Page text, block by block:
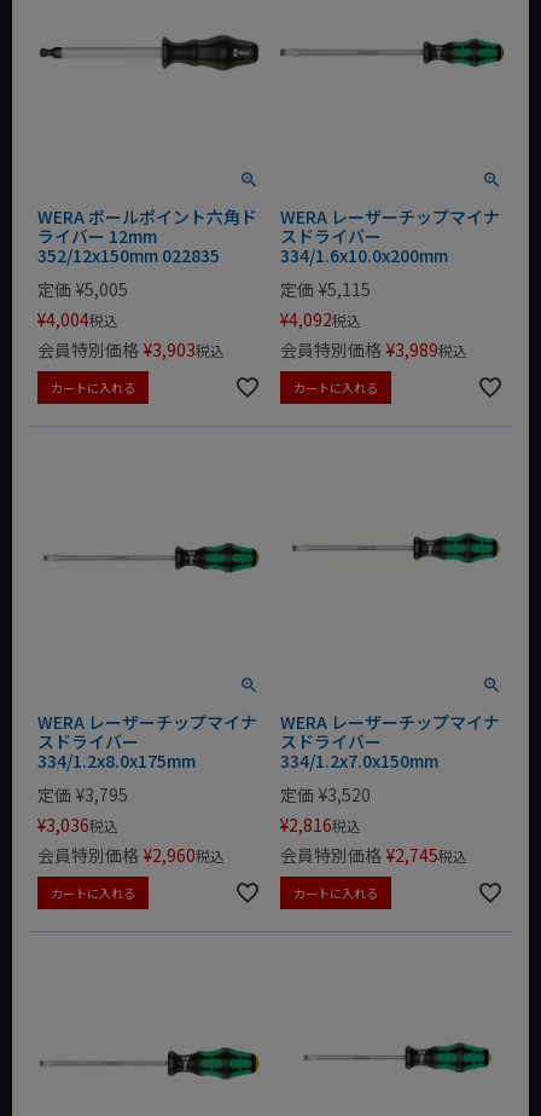
WERA ボールポイント六角ド
ライバー 12mm
352/12x150mm 022835
定価 ¥5,005
¥4,004税込
会員特別価格 ¥3,903税込
カートに入れる
WERA レーザーチップマイナ
スドライバー
334/1.6x10.0x200mm
定価 ¥5,115
¥4,092税込
会員特別価格 ¥3,989税込
カートに入れる
WERA レーザーチップマイナ
スドライバー
334/1.2x8.0x175mm
定価 ¥3,795
¥3,036税込
会員特別価格 ¥2,960税込
カートに入れる
WERA レーザーチップマイナ
スドライバー
334/1.2x7.0x150mm
定価 ¥3,520
¥2,816税込
会員特別価格 ¥2,745税込
カートに入れる